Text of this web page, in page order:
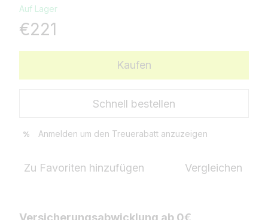
Auf Lager
€221
Kaufen
Schnell bestellen
% Anmelden um den Treuerabatt anzuzeigen
Zu Favoriten hinzufügen Vergleichen
Versicherungsabwicklung ab 0€